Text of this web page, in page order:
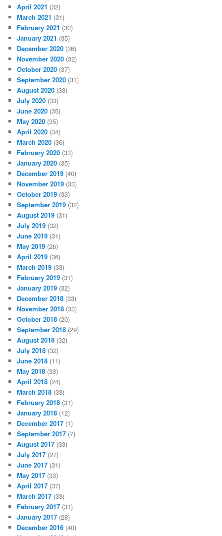
April 2021 (32)
March 2021 (31)
February 2021 (30)
January 2021 (35)
December 2020 (36)
November 2020 (32)
October 2020 (37)
September 2020 (31)
August 2020 (33)
July 2020 (33)
June 2020 (35)
May 2020 (35)
April 2020 (34)
March 2020 (36)
February 2020 (33)
January 2020 (35)
December 2019 (40)
November 2019 (33)
October 2019 (33)
September 2019 (32)
August 2019 (31)
July 2019 (32)
June 2019 (31)
May 2019 (26)
April 2019 (36)
March 2019 (33)
February 2019 (31)
January 2019 (32)
December 2018 (33)
November 2018 (33)
October 2018 (20)
September 2018 (29)
August 2018 (32)
July 2018 (32)
June 2018 (11)
May 2018 (33)
April 2018 (24)
March 2018 (33)
February 2018 (31)
January 2018 (12)
December 2017 (1)
September 2017 (7)
August 2017 (33)
July 2017 (27)
June 2017 (31)
May 2017 (33)
April 2017 (37)
March 2017 (33)
February 2017 (31)
January 2017 (28)
December 2016 (40)